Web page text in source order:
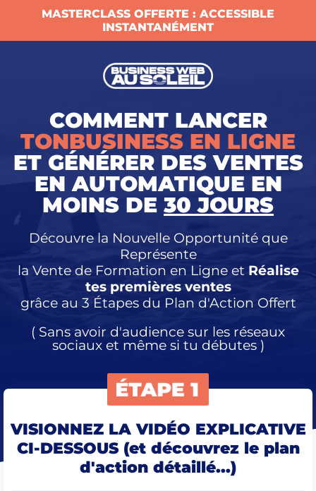
MASTERCLASS OFFERTE : ACCESSIBLE
INSTANTANÉMENT
COMMENT LANCER
TONBUSINESS EN LIGNE
ET GÉNÉRER DES VENTES
EN AUTOMATIQUE EN
MOINS DE 30 JOURS
Découvre la Nouvelle Opportunité que
Représente
la Vente de Formation en Ligne et Réalise
tes premières ventes
grâce au 3 Étapes du Plan d'Action Offert
( Sans avoir d'audience sur les réseaux
sociaux et même si tu débutes )
VISIONNEZ LA VIDÉO EXPLICATIVE
CI-DESSOUS (et découvrez le plan
d'action détaillé...)